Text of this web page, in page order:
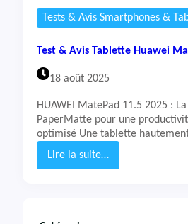
Tests & Avis Smartphones &
Test & Avis Tablette Huawei
18 août 2025
HUAWEI MatePad 11.5 2025 :
PaperMatte pour une
optimisé Une tablette
Lire la suite…
: